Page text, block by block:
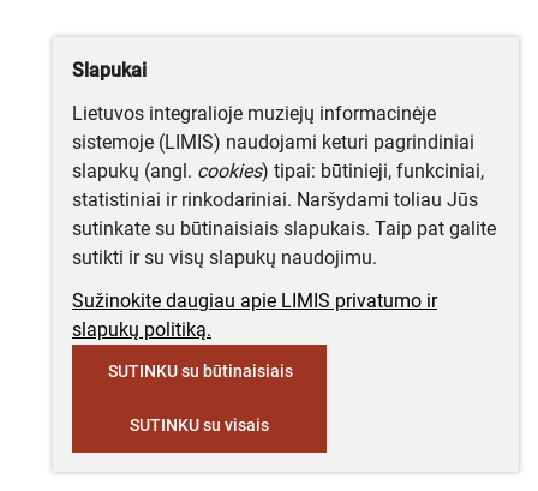
Slapukai
Lietuvos integralioje muziejų informacinėje
sistemoje (LIMIS) naudojami keturi pagrindiniai
slapukų (angl. cookies) tipai: būtinieji, funkciniai,
statistiniai ir rinkodariniai. Naršydami toliau Jūs
sutinkate su būtinaisiais slapukais. Taip pat galite
sutikti ir su visų slapukų naudojimu.
Sužinokite daugiau apie LIMIS privatumo ir
slapukų politiką.
SUTINKU su būtinaisiais
SUTINKU su visais